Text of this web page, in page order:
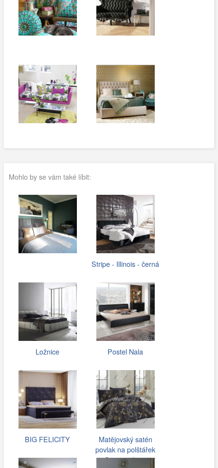
Mohlo by se vám také líbit:
Stripe - Illinois - černá
Ložnice Postel Nala
BIG FELICITY
Matějovský satén
povlak na polštářek
Swarowski,…